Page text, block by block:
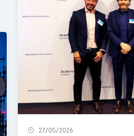
27/05/2026